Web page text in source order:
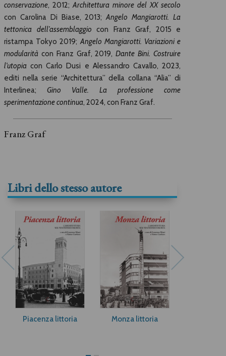
conservazione, 2012;Architettura minore del XX secolo
con Carolina Di Biase, 2013;Angelo Mangiarotti. La
tettonica dell’assemblaggio con Franz Graf, 2015 e
ristampa Tokyo 2019;Angelo Mangiarotti. Variazioni e
modularità con Franz Graf, 2019,Dante Bini. Costruire
l’utopia con Carlo Dusi e Alessandro Cavallo, 2023,
editi nella serie “Architettura” della collana “Alia” di
Interlinea; Gino Valle. La professione come
sperimentazione continua, 2024, con Franz Graf.
Franz Graf
Libri dello stesso autore
Piacenza littoria Monza littoria